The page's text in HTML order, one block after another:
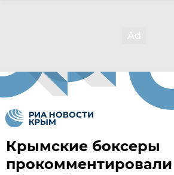
Крымские боксеры
прокомментировали